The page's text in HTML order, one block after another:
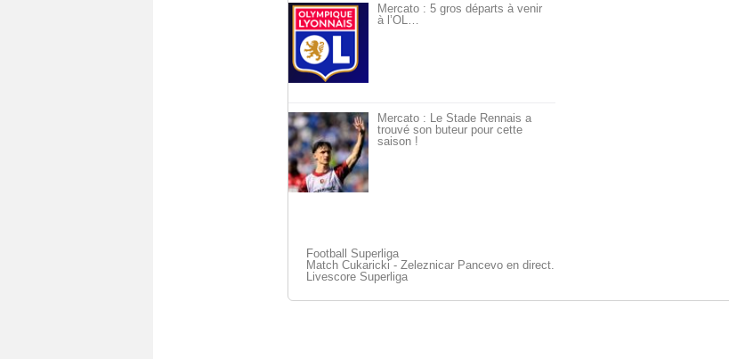
Mercato : 5 gros départs à venir
à l’OL…
Mercato : Le Stade Rennais a
trouvé son buteur pour cette
saison !
Football Superliga
Match Cukaricki - Zeleznicar Pancevo en direct.
Livescore Superliga